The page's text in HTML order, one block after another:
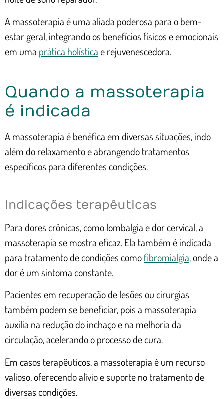
A massoterapia é uma aliada poderosa para o bem-
estar geral, integrando os benefícios físicos e emocionais
em uma prática holísticae rejuvenescedora.
Quando a massoterapia
é indicada
A massoterapia é benéfica em diversas situações, indo
além do relaxamento e abrangendo tratamentos
específicos para diferentes condições.
Indicações terapêuticas
Para dores crônicas, como lombalgia e dor cervical, a
massoterapia se mostra eficaz. Ela também é indicada
para tratamento de condições comofibromialgia, onde a
dor é um sintoma constante.
Pacientes em recuperação de lesões ou cirurgias
também podem se beneficiar, pois a massoterapia
auxilia na redução do inchaço e na melhoria da
circulação, acelerando o processo de cura.
Em casos terapêuticos, a massoterapia é um recurso
valioso, oferecendo alívio e suporte no tratamento de
diversas condições.